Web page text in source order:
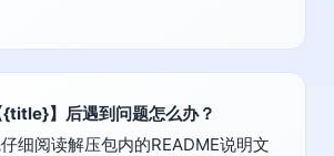
】后遇到问题怎么办？
细阅读解压包内的README说明文